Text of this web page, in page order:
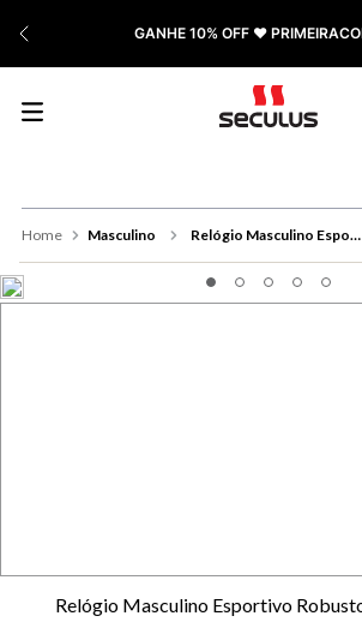
GANHE 10% OFF ❤️
Masculino Relógio Masculino Esportivo Robusto Silicone Prata
Relógio Masculino Esportivo
9º